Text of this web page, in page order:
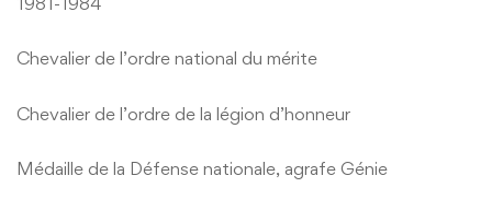
Chevalier de l’ordre national du mérite
Chevalier de l’ordre de la légion d’honneur
Médaille de la Défense nationale, agrafe Génie